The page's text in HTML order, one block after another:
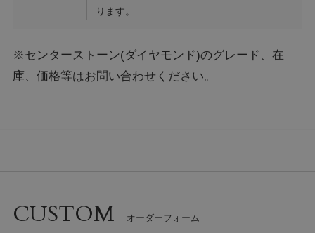
ります。
※センターストーン(ダイヤモンド)のグレード、在
庫、価格等はお問い合わせください。
CUSTOM